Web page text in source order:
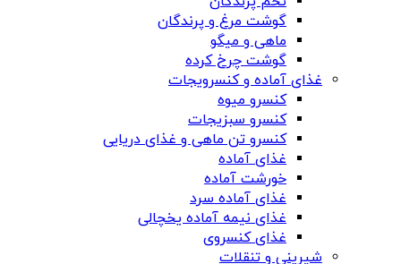
گوشت مرغ و پرندگان
ماهی و میگو
گوشت چرخ کرده
غذای آماده و کنسرویجات
کنسرو میوه
کنسرو سبزیجات
کنسرو تن ماهی و غذای دریایی
غذای آماده
خورشت آماده
غذای آماده سرد
غذای نیمه آماده یخچالی
غذای کنسروی
شیرینی و تنقلات